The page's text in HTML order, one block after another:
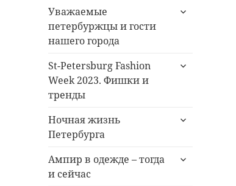
Уважаемые
петербуржцы и гости
нашего города
раскрыть
St-Petersburg Fashion
Week 2023. Фишки и
тренды
раскрыть
Ночная жизнь
Петербурга
раскрыть
Ампир в одежде – тогда
и сейчас
раскрыть